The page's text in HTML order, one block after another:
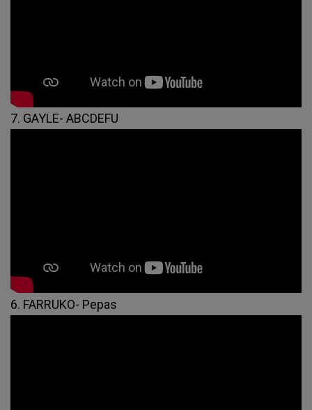
7. GAYLE- ABCDEFU
6. FARRUKO- Pepas